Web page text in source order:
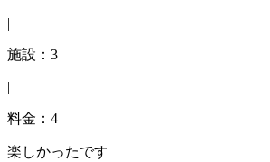
|
施設：3
|
料金：4
楽しかったです